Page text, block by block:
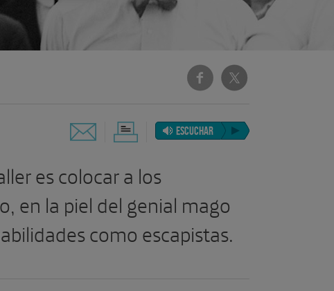
ESCUCHAR
es colocar a los
en la piel del genial mago
como escapistas.